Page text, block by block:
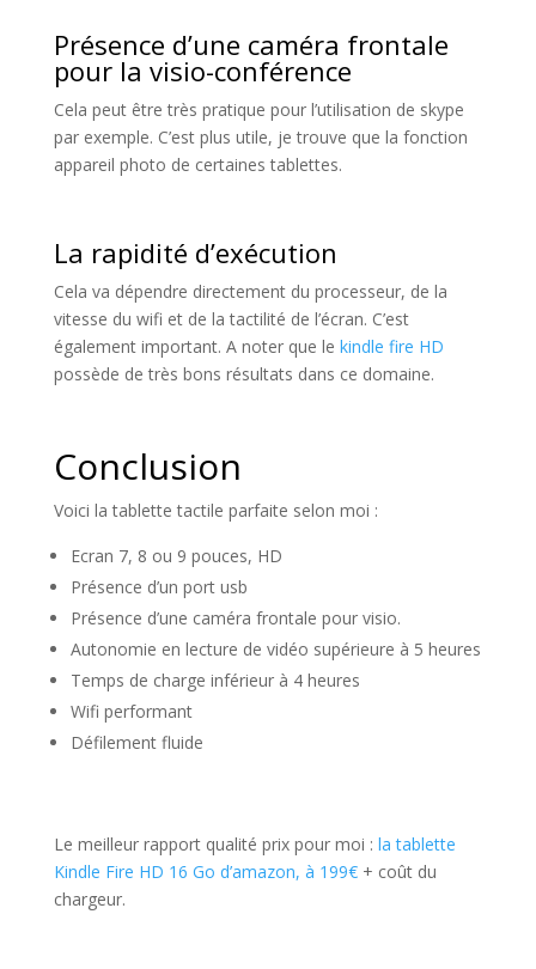
Présence d’une caméra frontale
pour la visio-conférence
Cela peut être très pratique pour l’utilisation de skype
par exemple. C’est plus utile, je trouve que la fonction
appareil photo de certaines tablettes.
La rapidité d’exécution
Cela va dépendre directement du processeur, de la
vitesse du wifi et de la tactilité de l’écran. C’est
également important. A noter que le kindle fire HD
possède de très bons résultats dans ce domaine.
Conclusion
Voici la tablette tactile parfaite selon moi :
Ecran 7, 8 ou 9 pouces, HD
Présence d’un port usb
Présence d’une caméra frontale pour visio.
Autonomie en lecture de vidéo supérieure à 5 heures
Temps de charge inférieur à 4 heures
Wifi performant
Défilement fluide
Le meilleur rapport qualité prix pour moi : la tablette
Kindle Fire HD 16 Go d’amazon, à 199€+ coût du
chargeur.